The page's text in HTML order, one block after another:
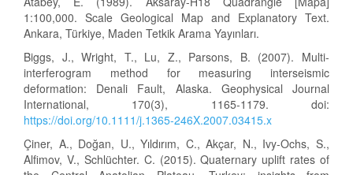
1:100,000. Scale Geological Map and Explanatory Text.
Ankara, Türkiye, Maden Tetkik Arama Yayınları.
Biggs, J., Wright, T., Lu, Z., Parsons, B. (2007). Multi-
interferogram method for measuring interseismic
deformation: Denali Fault, Alaska. Geophysical Journal
International, 170(3), 1165-1179. doi:
https://doi.org/10.1111/j.1365-246X.2007.03415.x
Çiner, A., Doğan, U., Yıldırım, C., Akçar, N., Ivy-Ochs, S.,
Alfimov, V., Schlüchter. C. (2015). Quaternary uplift rates of